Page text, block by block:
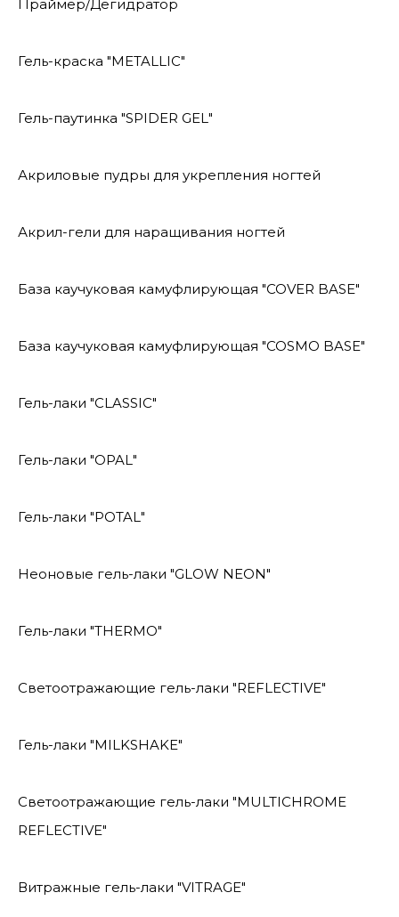
Праймер/Дегидратор
Гель-краска "METALLIC"
Гель-паутинка "SPIDER GEL"
Акриловые пудры для укрепления ногтей
Акрил-гели для наращивания ногтей
База каучуковая камуфлирующая "COVER BASE"
База каучуковая камуфлирующая "COSMO BASE"
Гель-лаки "CLASSIC"
Гель-лаки "OPAL"
Гель-лаки "POTAL"
Неоновые гель-лаки "GLOW NEON"
Гель-лаки "THERMO"
Светоотражающие гель-лаки "REFLECTIVE"
Гель-лаки "MILKSHAKE"
Светоотражающие гель-лаки "MULTICHROME
REFLECTIVE"
Витражные гель-лаки "VITRAGE"